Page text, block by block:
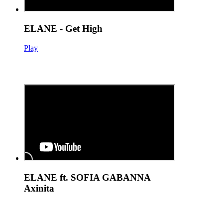
ELANE - Get High
Play
ELANE ft. SOFIA GABANNA
Axinita